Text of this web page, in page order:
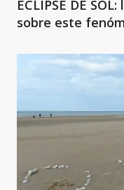
ECLIPSE DE
sobre este